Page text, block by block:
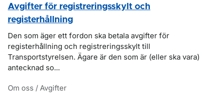
Avgifter för registreringsskylt och
registerhållning
Den som äger ett fordon ska betala avgifter för
registerhållning och registreringsskylt till
Transportstyrelsen. Ägare är den som är (eller ska vara)
antecknad so...
Om oss / Avgifter